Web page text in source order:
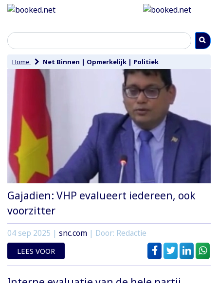
Home Net Binnen | Opmerkelijk | Politiek
Gajadien: VHP evalueert iedereen, ook
voorzitter
04 sep 2025 | snc.com | Door: Redactie
LEES VOOR